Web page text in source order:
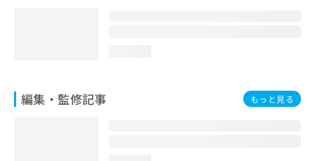
編集・監修記事 もっと見る